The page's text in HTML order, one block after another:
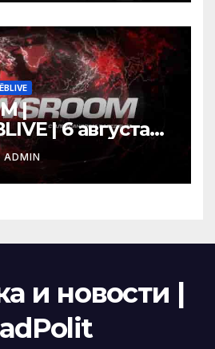
|
| 6 августа
ADMIN
и новости |